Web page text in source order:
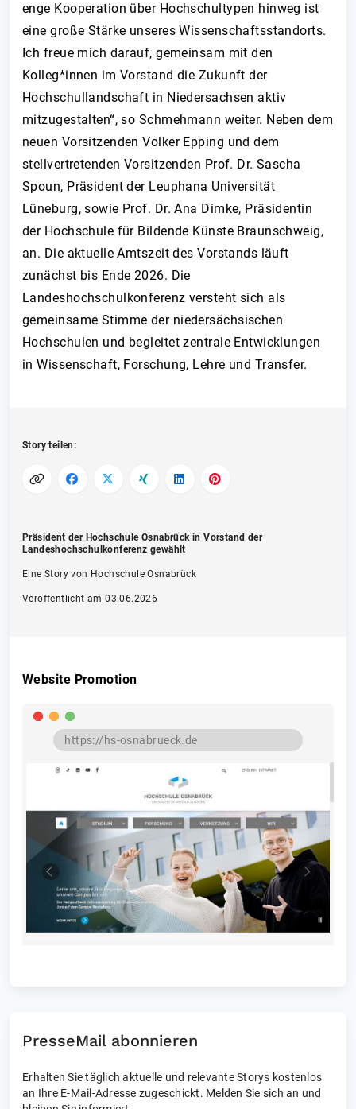
enge Kooperation über Hochschultypen hinweg ist
eine große Stärke unseres Wissenschaftsstandorts.
Ich freue mich darauf, gemeinsam mit den
Kolleg*innen im Vorstand die Zukunft der
Hochschullandschaft in Niedersachsen aktiv
mitzugestalten“, so Schmehmann weiter. Neben dem
neuen Vorsitzenden Volker Epping und dem
stellvertretenden Vorsitzenden Prof. Dr. Sascha
Spoun, Präsident der Leuphana Universität
Lüneburg, sowie Prof. Dr. Ana Dimke, Präsidentin
der Hochschule für Bildende Künste Braunschweig,
an. Die aktuelle Amtszeit des Vorstands läuft
zunächst bis Ende 2026. Die
Landeshochschulkonferenz versteht sich als
gemeinsame Stimme der niedersächsischen
Hochschulen und begleitet zentrale Entwicklungen
in Wissenschaft, Forschung, Lehre und Transfer.
Story teilen:
Präsident der Hochschule Osnabrück in Vorstand der
Landeshochschulkonferenz gewählt
Eine Story von Hochschule Osnabrück
Veröffentlicht am 03.06.2026
Website Promotion
PresseMail abonnieren
Erhalten Sie täglich aktuelle und relevante Storys kostenlos
an Ihre E-Mail-Adresse zugeschickt. Melden Sie sich an und